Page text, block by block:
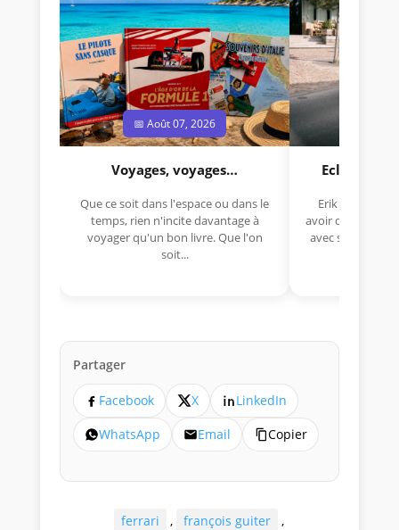
📅 Août 07, 2026
Voyages, voyages…
Que ce soit dans l'espace ou dans le
temps, rien n'incite davantage à
voyager qu'un bon livre. Que l'on
soit...
Eclectica
Erik Comas,
avoir déjà
avec sa Lancia
Partager
Facebook X
LinkedIn
WhatsApp
Email Copier
ferrari , françois guiter
,